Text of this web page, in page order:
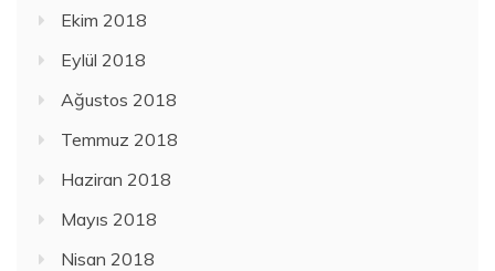
Ekim 2018
Eylül 2018
Ağustos 2018
Temmuz 2018
Haziran 2018
Mayıs 2018
Nisan 2018